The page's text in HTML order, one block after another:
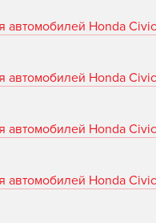
автомобилей Honda
автомобилей Honda
автомобилей Honda
автомобилей Honda